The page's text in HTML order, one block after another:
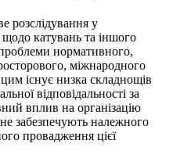
розслідування у
катувань та іншого
нормативного,
міжнародного
існує низка складнощів
відповідальності за
вплив на організацію
забезпечують належного
провадження цієї